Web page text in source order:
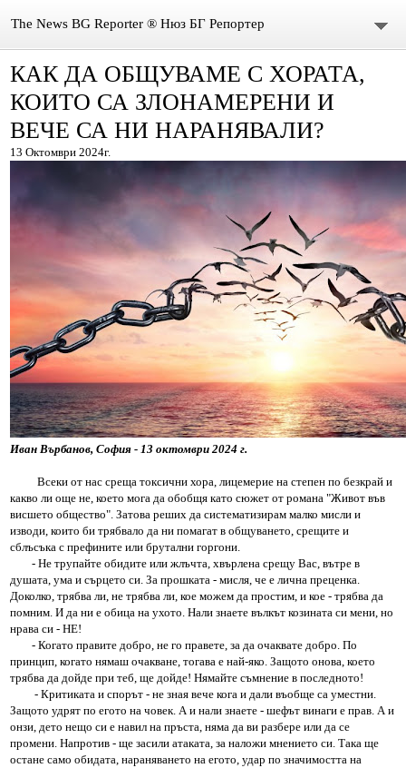
The News BG Reporter ® Нюз БГ Репортер
НОВИНИ
ЗА НАС
КОНТАКТИ
DONATION
ISSN : 3033-1684
Иван Върбанов – журналист | The News BG Reporter
РЕДАКЦИОННА ПОЛИТИКА НА THE NEWS BG REPORTER
КАК ДА ОБЩУВАМЕ С ХОРАТА,
КОИТО СА ЗЛОНАМЕРЕНИ И
ВЕЧЕ СА НИ НАРАНЯВАЛИ?
13 Октомври 2024г.
Иван Върбанов, София - 13 октомври 2024 г.
Всеки от нас среща токсични хора, лицемерие на степен по безкрай и
какво ли още не, което мога да обобщя като сюжет от романа "Живот във
висшето общество". Затова реших да систематизирам малко мисли и
изводи, които би трябвало да ни помагат в общуването, срещите и
сблъсъка с префините или брутални горгони.
- Не трупайте обидите или жлъчта, хвърлена срещу Вас, вътре в
душата, ума и сърцето си. За прошката - мисля, че е лична преценка.
Доколко, трябва ли, не трябва ли, кое можем да простим, и кое - трябва да
помним. И да ни е обица на ухото. Нали знаете вълкът козината си мени, но
нрава си - НЕ!
- Когато правите добро, не го правете, за да очаквате добро. По
принцип, когато нямаш очакване, тогава е най-яко. Защото онова, което
трябва да дойде при теб, ще дойде! Нямайте съмнение в последното!
- Критиката и спорът - не зная вече кога и дали въобще са уместни.
Защото удрят по егото на човек. А и нали знаете - шефът винаги е прав. А и
онзи, дето нещо си е навил на пръста, няма да ви разбере или да се
промени. Напротив - ще засили атаката, за наложи мнението си. Така ще
остане само обидата, нараняването на егото, удар по значимостта на